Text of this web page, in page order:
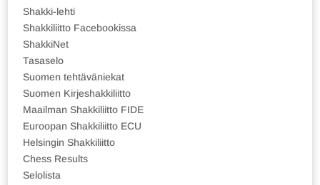
Shakki-lehti
Shakkiliitto Facebookissa
ShakkiNet
Tasaselo
Suomen tehtäväniekat
Suomen Kirjeshakkiliitto
Maailman Shakkiliitto FIDE
Euroopan Shakkiliitto ECU
Helsingin Shakkiliitto
Chess Results
Selolista